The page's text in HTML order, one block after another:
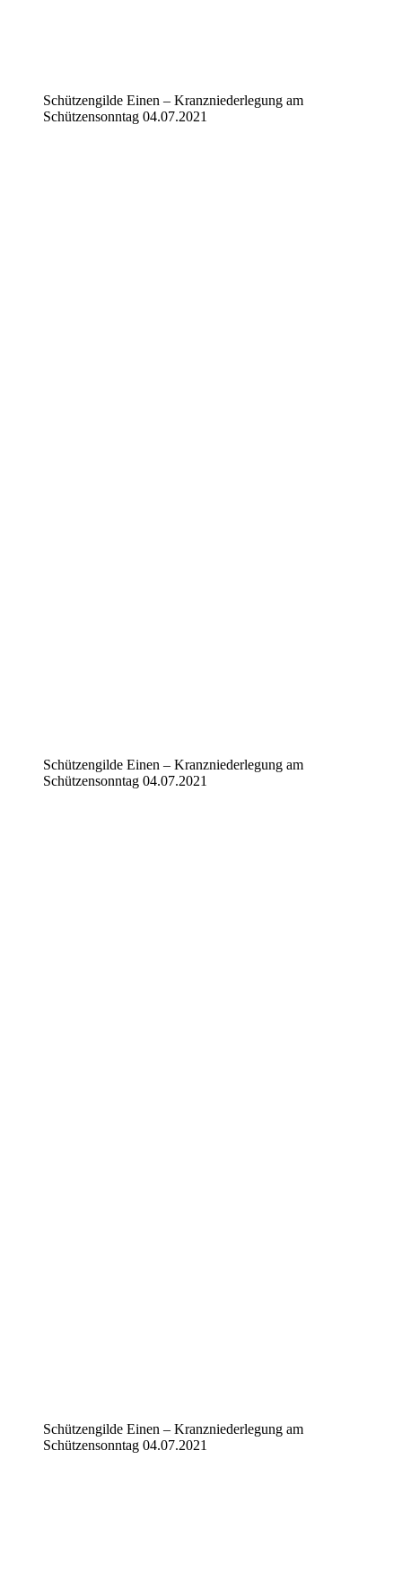
Schützengilde Einen – Kranzniederlegung am
Schützensonntag 04.07.2021
Schützengilde Einen – Kranzniederlegung am
Schützensonntag 04.07.2021
Schützengilde Einen – Kranzniederlegung am
Schützensonntag 04.07.2021